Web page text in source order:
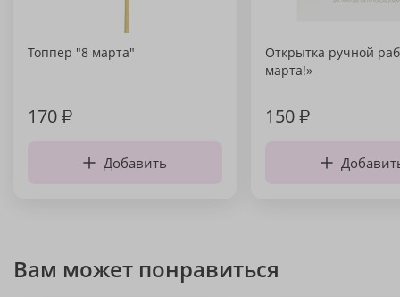
Топпер "8 марта"
170₽
Добавить
Открытка ручной
марта!»
150₽
Вам может понравиться